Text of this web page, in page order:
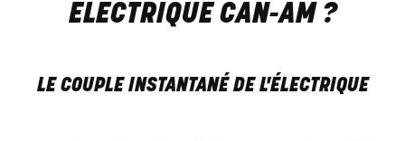
ÉLECTRIQUE CAN-AM ?
LE COUPLE INSTANTANÉ DE L'ÉLECTRIQUE